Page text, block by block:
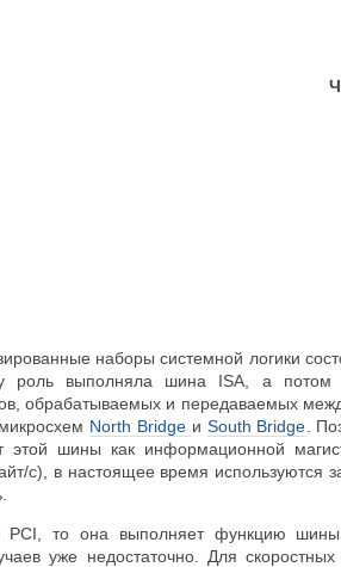
наборы системной логики
роль выполняла шина ISA, а
обрабатываемых и передаваемых
North Bridge и South Bridge .
этой шины как информационной
с), в настоящее время используются
то она выполняет функцию шины
уже недостаточно. Для